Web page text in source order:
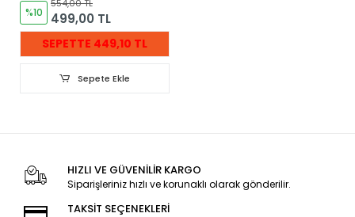
%10
554,00 TL
499,00 TL
SEPETTE 449,10 TL
Sepete Ekle
HIZLI VE GÜVENİLİR KARGO
Siparişleriniz hızlı ve korunaklı olarak gönderilir.
TAKSİT SEÇENEKLERİ